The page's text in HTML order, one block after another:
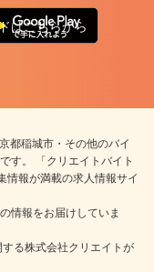
はこちらから
都稲城市・その他のバイ
す。 「クリエイトバイト
情報が満載の求人情報サイ
情報をお届けしていま
る株式会社クリエイトが